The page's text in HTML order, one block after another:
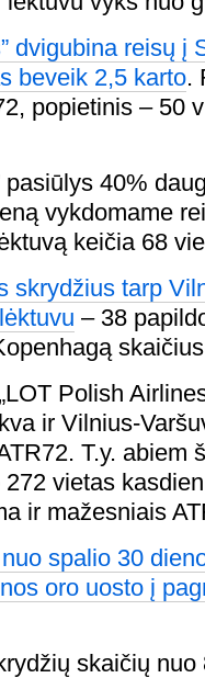
dvigubina reisų į
beveik 2,5 karto.
popietinis – 50
pasiūlys 40%
vykdomame
keičia 68
skrydžius tarp
– 38
Polish
ir Vilnius-
T.y. abiem
vietas
ir mažesniais
nuo spalio 30
oro uosto į
skaičių